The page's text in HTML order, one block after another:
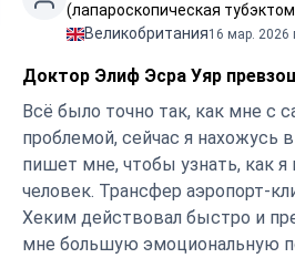
(лапароскопическая
Великобритания16 мар. 2026
Доктор Элиф Эсра Уяр
Всё было точно так, как мне с
проблемой, сейчас я нахожусь
пишет мне, чтобы узнать, как
человек. Трансфер аэропорт-
Хеким действовал быстро и
мне большую эмоциональную